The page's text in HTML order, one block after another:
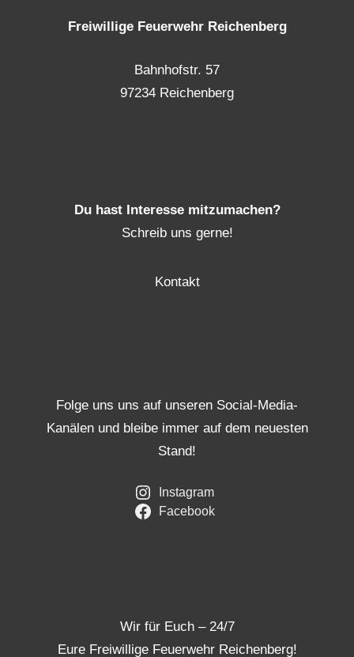
Freiwillige Feuerwehr Reichenberg
Bahnhofstr. 57
97234 Reichenberg
Du hast Interesse mitzumachen?
Schreib uns gerne!
Kontakt
Folge uns uns auf unseren Social-Media-
Kanälen und bleibe immer auf dem neuesten
Stand!
Instagram
Facebook
Wir für Euch – 24/7
Eure Freiwillige Feuerwehr Reichenberg!